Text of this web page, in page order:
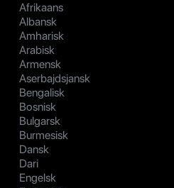
Afrikaans
Albansk
Amharisk
Arabisk
Armensk
Aserbajdsjansk
Bengalisk
Bosnisk
Bulgarsk
Burmesisk
Dansk
Dari
Engelsk